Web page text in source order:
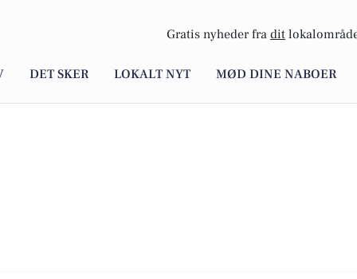
Gratis nyheder fra dit
DET SKER LOKALT NYT MØD DINE NABOER